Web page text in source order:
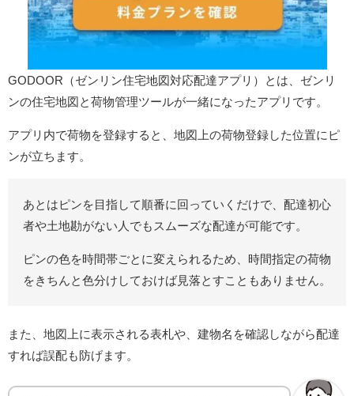
GODOOR（ゼンリン住宅地図対応配達アプリ）とは、ゼンリ
ンの住宅地図と荷物管理ツールが一緒になったアプリです。
アプリ内で荷物を登録すると、地図上の荷物登録した位置にピ
ンが立ちます。
あとはピンを目指して順番に回っていくだけで、配達初心
者や土地勘がない人でもスムーズな配達が可能です。
ピンの色を時間帯ごとに変えられるため、時間指定の荷物
をきちんと色分けしておけば見落とすこともありません。
また、地図上に表示される表札や、建物名を確認しながら配達
すれば誤配も防げます。